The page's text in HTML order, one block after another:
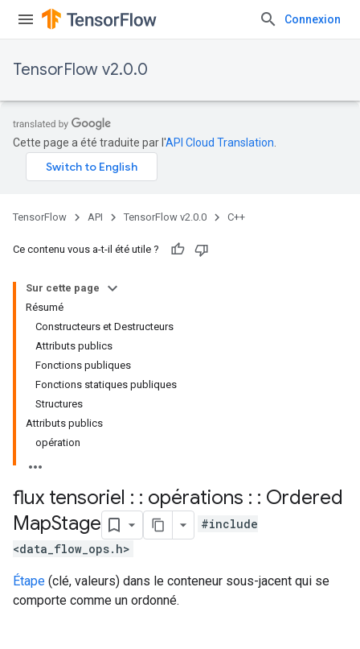
Connexion
TensorFlow v2.0.0
Cette page a été traduite par l'API Cloud Translation
TensorFlow API TensorFlow v2.0.0 C++
Ce contenu vous a-t-il été utile ?
Sur cette page
Résumé
Constructeurs et Destructeurs
Attributs publics
Fonctions publiques
Fonctions statiques publiques
Structures
Attributs publics
opération
flux tensoriel : : opérations : : Ordered
MapStage
#include
<data_flow_ops.h>
Étape (clé, valeurs) dans le conteneur sous-jacent qui se
comporte comme un ordonné.